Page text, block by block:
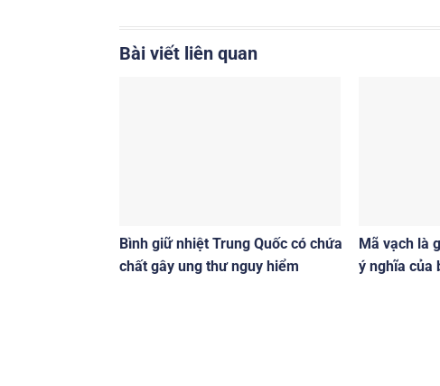
Bài viết liên quan
Bình giữ nhiệt Trung Quốc có chứa
chất gây ung thư nguy hiểm
Mã vạch là
ý nghĩa của